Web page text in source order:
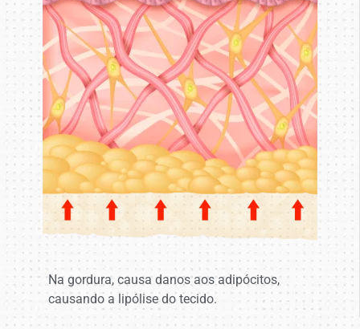
Na gordura, causa danos aos adipócitos,
causando a lipólise do tecido.